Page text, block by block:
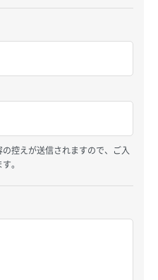
控えが送信されますので、ご入
。